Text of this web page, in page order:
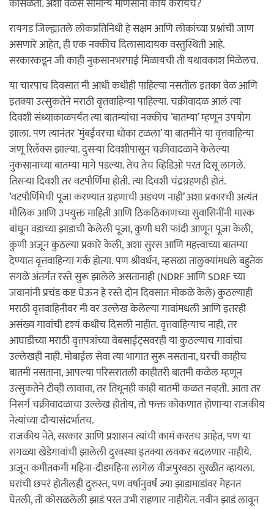
कोसळतो. अशा वेळेस सामान्य माणसांनी काय करायचं?
रायगड जिल्ह्यातले लोकप्रतिनिधी हे सक्षम आणि लोकांच्या प्रश्नांची जाण
असणारे आहेत, ही एक नक्कीच दिलासादायक वस्तुस्थिती आहे.
सरकारकडून जी काही नुकसानभरपाई मिळायची ती यथावकाश मिळेलच.
या चारपाच दिवसात मी आधी कधीही पाहिल्या नसतील इतका वेळ आणि
इतक्या उत्सुकतेने मराठी वृत्तवाहिन्या पाहिल्या. चक्रीवादळ आलं त्या
दिवशी संध्याकाळपर्यंत त्या बातम्यांचा नक्कीच ’बातम्या’ म्हणून उपयोग
झाला. पण त्यानंतर ’मुंबईवरचा धोका टळला’ या बातमीने या वृत्तवाहिन्या
जणू रिलॅक्स झाल्या. दुसर्‍या दिवशीपासून चक्रीवादळाने केलेल्या
नुकसानाच्या बातम्या मागे पडल्या. तेच तेच व्हिडिओ परत दिसू लागले.
तिसर्‍या दिवशी तर वटपौर्णिमा होती. त्या दिवशी चंद्रग्रहणही होतं.
’वटपौर्णिमेची पूजा करण्यात ग्रहणाची अडचण नाही’ अशा प्रकारची अत्यंत
मौलिक आणि उपयुक्त माहिती आणि ठिकठिकाणच्या सुवासिनींनी मास्क
बांधून वडाच्या झाडाची केलेली पूजा, कुणी घरी फांदी आणून पूजा केली,
कुणी अजून कुठल्या प्रकारे केली, अशा सुरस आणि महत्त्वाच्या बातम्या
देण्यात वृत्तवाहिन्या गर्क होत्या. पण श्रीवर्धन, म्हसळा तालुक्यांमधले बहुतेक
सगळे अंतर्गत रस्ते सुरू झालेले असतानाही (NDRF आणि SDRF च्या
जवानांनी प्रचंड कष्ट घेऊन हे रस्ते दोन दिवसात मोकळे केले) कुठल्याही
मराठी वृत्तवाहिनीवर मी वर उल्लेख केलेल्या गावांमधली आणि इतरही
असंख्य गावांची दृश्यं कधीच दिसली नाहीत. वृत्तवाहिन्याच नाही, तर
आघाडीच्या मराठी वृत्तपत्रांच्या वेबसाईट्सवरही या कुठल्याच गावांचा
उल्लेखही नाही. मोबाईल सेवा त्या भागात सुरू नसताना, घरची काहीच
बातमी नसताना, आपल्या परिसरातली काहीतरी बातमी कळेल म्हणून
उत्सुकतेने टीव्ही लावावा, तर तिथूनही काही बातमी कळत नव्हती. आता तर
निसर्ग चक्रीवादळाचा उल्लेख होतोय, तो फक्त कोकणात होणार्‍या राजकीय
नेत्यांच्या दौर्‍यासंदर्भातच.
राजकीय नेते, सरकार आणि प्रशासन त्यांची कामं करतच आहेत, पण या
सगळ्या खेडेगावांची झालेली दुरवस्था इतक्या लवकर बदलणार नाहीये.
अजून कमीतकमी महिना-दीडमहिना लागेल वीजपुरवठा सुरळीत व्हायला.
घरांची छपरं होतीलही दुरुस्त, पण वर्षानुवर्षं ज्या झाडामाडांवर मेहनत
घेतली, ती कोसळलेली झाडं परत उभी राहणार नाहीयेत. नवीन झाडं लावून